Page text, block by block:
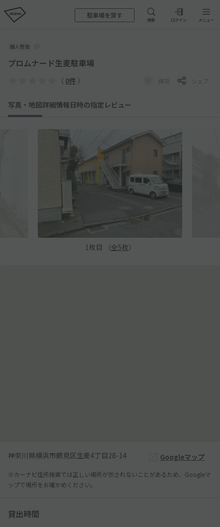
駐車場を貸す
検索 ログイン メニュー
個人管理
プロムナード生麦駐車場
（ 0件 ） 保存 シェア
写真・地図詳細情報日時の指定 レビュー
1 枚目 （全5枚）
神奈川県横浜市鶴見区生麦4丁目28-14 Googleマップ
※カーナビ住所検索では正しい場所が示されないことがあるため、Googleマ
ップで場所をお確かめください。
貸出時間